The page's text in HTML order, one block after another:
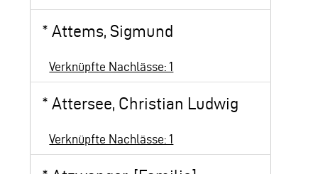
*Attems, Sigmund
Verknüpfte Nachlässe: 1
*Attersee, Christian Ludwig
Verknüpfte Nachlässe: 1